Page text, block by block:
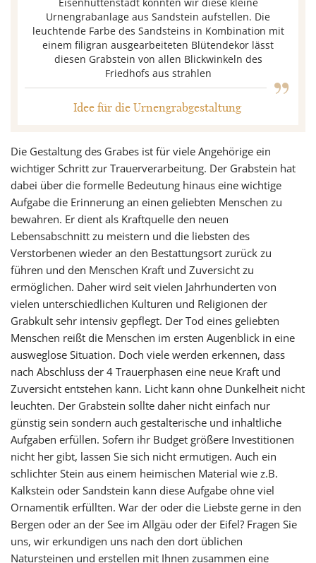
Urnengrabanlage aus Sandstein aufstellen. Die
leuchtende Farbe des Sandsteins in Kombination mit
einem filigran ausgearbeiteten Blütendekor lässt
diesen Grabstein von allen Blickwinkeln des
Friedhofs aus strahlen
„
Idee für die Urnengrabgestaltung
Die Gestaltung des Grabes ist für viele Angehörige ein
wichtiger Schritt zur Trauerverarbeitung. Der Grabstein hat
dabei über die formelle Bedeutung hinaus eine wichtige
Aufgabe die Erinnerung an einen geliebten Menschen zu
bewahren. Er dient als Kraftquelle den neuen
Lebensabschnitt zu meistern und die liebsten des
Verstorbenen wieder an den Bestattungsort zurück zu
führen und den Menschen Kraft und Zuversicht zu
ermöglichen. Daher wird seit vielen Jahrhunderten von
vielen unterschiedlichen Kulturen und Religionen der
Grabkult sehr intensiv gepflegt. Der Tod eines geliebten
Menschen reißt die Menschen im ersten Augenblick in eine
ausweglose Situation. Doch viele werden erkennen, dass
nach Abschluss der 4 Trauerphasen eine neue Kraft und
Zuversicht entstehen kann. Licht kann ohne Dunkelheit nicht
leuchten. Der Grabstein sollte daher nicht einfach nur
günstig sein sondern auch gestalterische und inhaltliche
Aufgaben erfüllen. Sofern ihr Budget größere Investitionen
nicht her gibt, lassen Sie sich nicht ermutigen. Auch ein
schlichter Stein aus einem heimischen Material wie z.B.
Kalkstein oder Sandstein kann diese Aufgabe ohne viel
Ornamentik erfüllten. War der oder die Liebste gerne in den
Bergen oder an der See im Allgäu oder der Eifel? Fragen Sie
uns, wir erkundigen uns nach den dort üblichen
Natursteinen und erstellen mit Ihnen zusammen eine